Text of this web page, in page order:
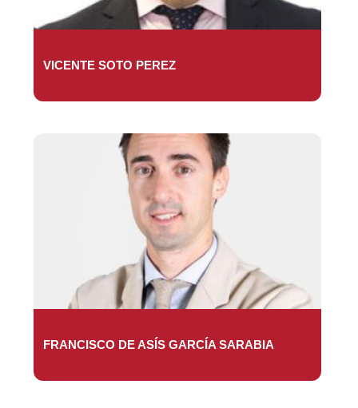
VICENTE SOTO PEREZ
FRANCISCO DE ASÍS GARCÍA SARABIA